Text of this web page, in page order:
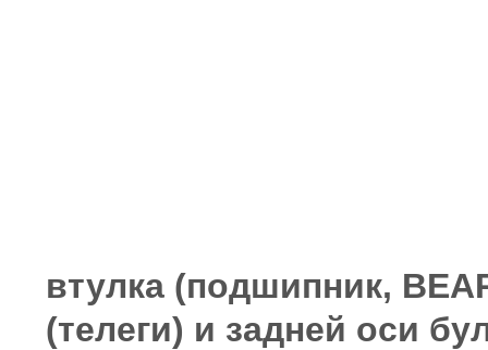
втулка (подшипник,
(телеги) и задней оси